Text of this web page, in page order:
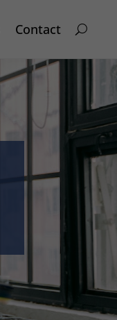
Contact